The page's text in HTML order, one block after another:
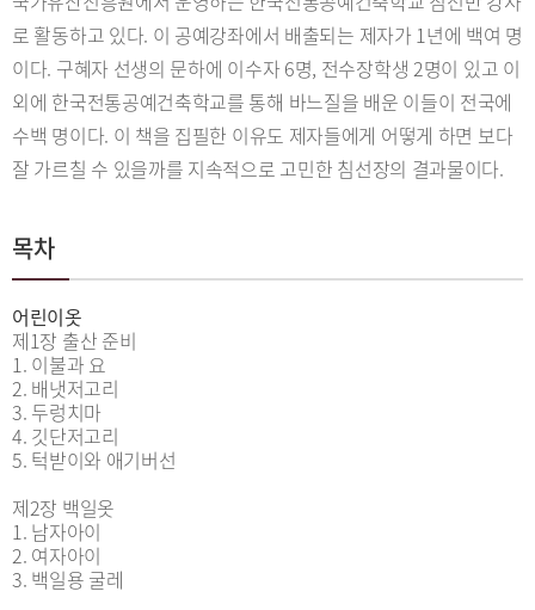
로 활동하고 있다. 이 공예강좌에서 배출되는 제자가 1년에 백여 명
이다. 구혜자 선생의 문하에 이수자 6명, 전수장학생 2명이 있고 이
외에 한국전통공예건축학교를 통해 바느질을 배운 이들이 전국에
수백 명이다. 이 책을 집필한 이유도 제자들에게 어떻게 하면 보다
잘 가르칠 수 있을까를 지속적으로 고민한 침선장의 결과물이다.
목차
어린이옷
제1장 출산 준비
1. 이불과 요
2. 배냇저고리
3. 두렁치마
4. 깃단저고리
5. 턱받이와 애기버선
제2장 백일옷
1. 남자아이
2. 여자아이
3. 백일용 굴레